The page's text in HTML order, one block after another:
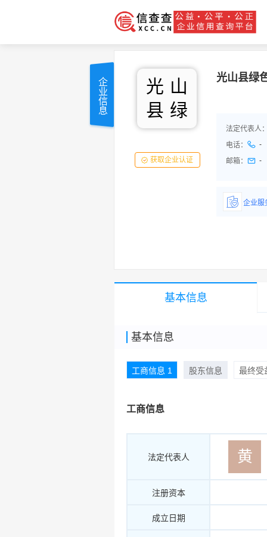
光 山
县 绿
获取企业认证
光山县绿
法定代表人
电话：
-
邮箱： -
企业服
企业信息
基本信息
基本信息
工商信息 1 股东信息 最终受
工商信息
法定代表人 黄
注册资本
成立日期